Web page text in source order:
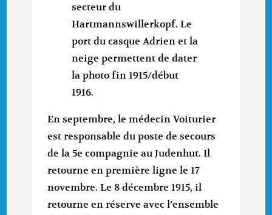
secteur du
Hartmannswillerkopf. Le
port du casque Adrien et la
neige permettent de dater
la photo fin 1915/début
1916.
En septembre, le médecin Voiturier
est responsable du poste de secours
de la 5e compagnie au Judenhut. Il
retourne en première ligne le 17
novembre. Le 8 décembre 1915, il
retourne en réserve avec l’ensemble